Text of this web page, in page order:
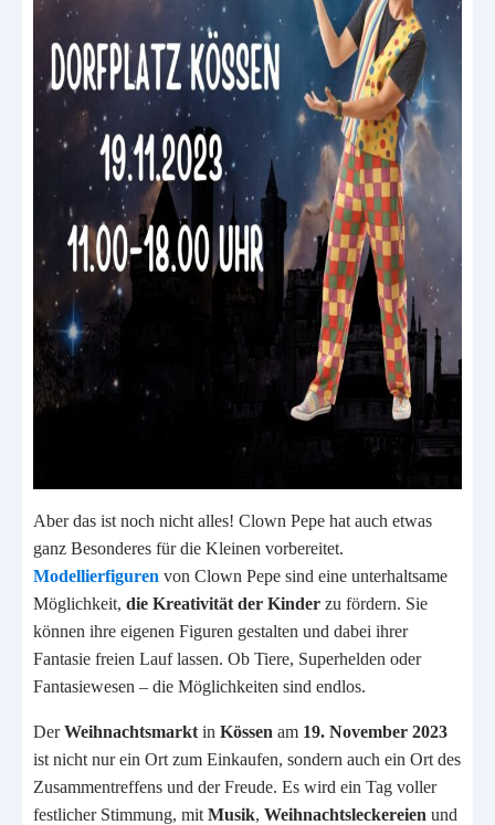
Aber das ist noch nicht alles! Clown Pepe hat auch etwas
ganz Besonderes für die Kleinen vorbereitet.
Modellierfiguren von Clown Pepe sind eine unterhaltsame
Möglichkeit, die Kreativität der Kinder zu fördern. Sie
können ihre eigenen Figuren gestalten und dabei ihrer
Fantasie freien Lauf lassen. Ob Tiere, Superhelden oder
Fantasiewesen – die Möglichkeiten sind endlos.
DerWeihnachtsmarkt in Kössen am 19. November 2023
ist nicht nur ein Ort zum Einkaufen, sondern auch ein Ort des
Zusammentreffens und der Freude. Es wird ein Tag voller
festlicher Stimmung, mit Musik, Weihnachtsleckereien und